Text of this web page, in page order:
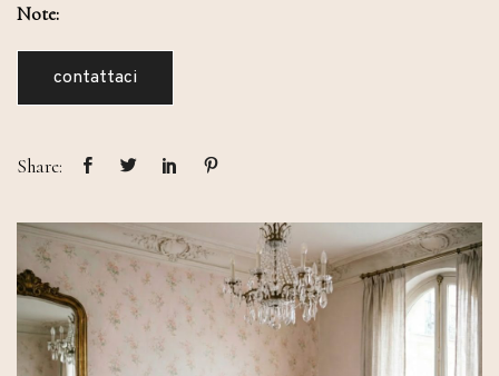
Note:
contattaci
Share: